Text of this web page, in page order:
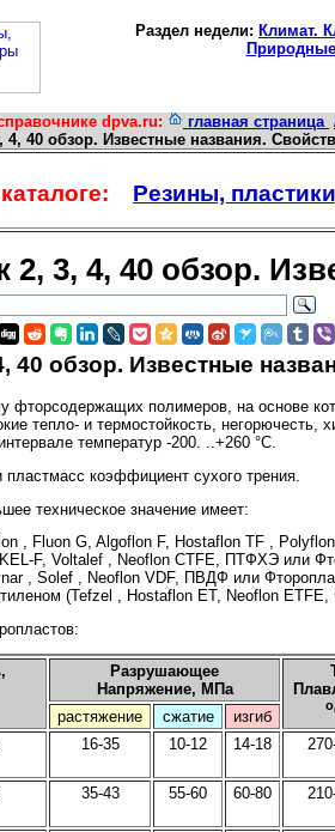
Раздел недели: Климат.
dpva.ru: главная страница
40 обзор. Известные названия.
Резины,
3, 4, 40 обзор.
40 обзор. Известные
фторсодержащих полимеров, на основе
тепло- и термостойкость,
температур -200. ..+260 °С.
коэффициент сухого трения.
техническое значение имеет:
, Fluon G, Algoflon F, Hostaflon TF ,
F, Voltalef , Neoflon CTFE, ПТФХЭ или
, Solef , Neoflon VDF, ПВДФ или
(Tefzel , Hostaflon ET, Neoflon ETFE,
Разрушающее
Напряжение, МПа
о
растяжение сжатие
изгиб
16-35 10-12 14-18
35-43 55-60 60-80